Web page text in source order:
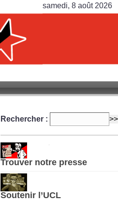
samedi, 8 août 2026
Rechercher :
Trouver notre presse
Soutenir l’UCL